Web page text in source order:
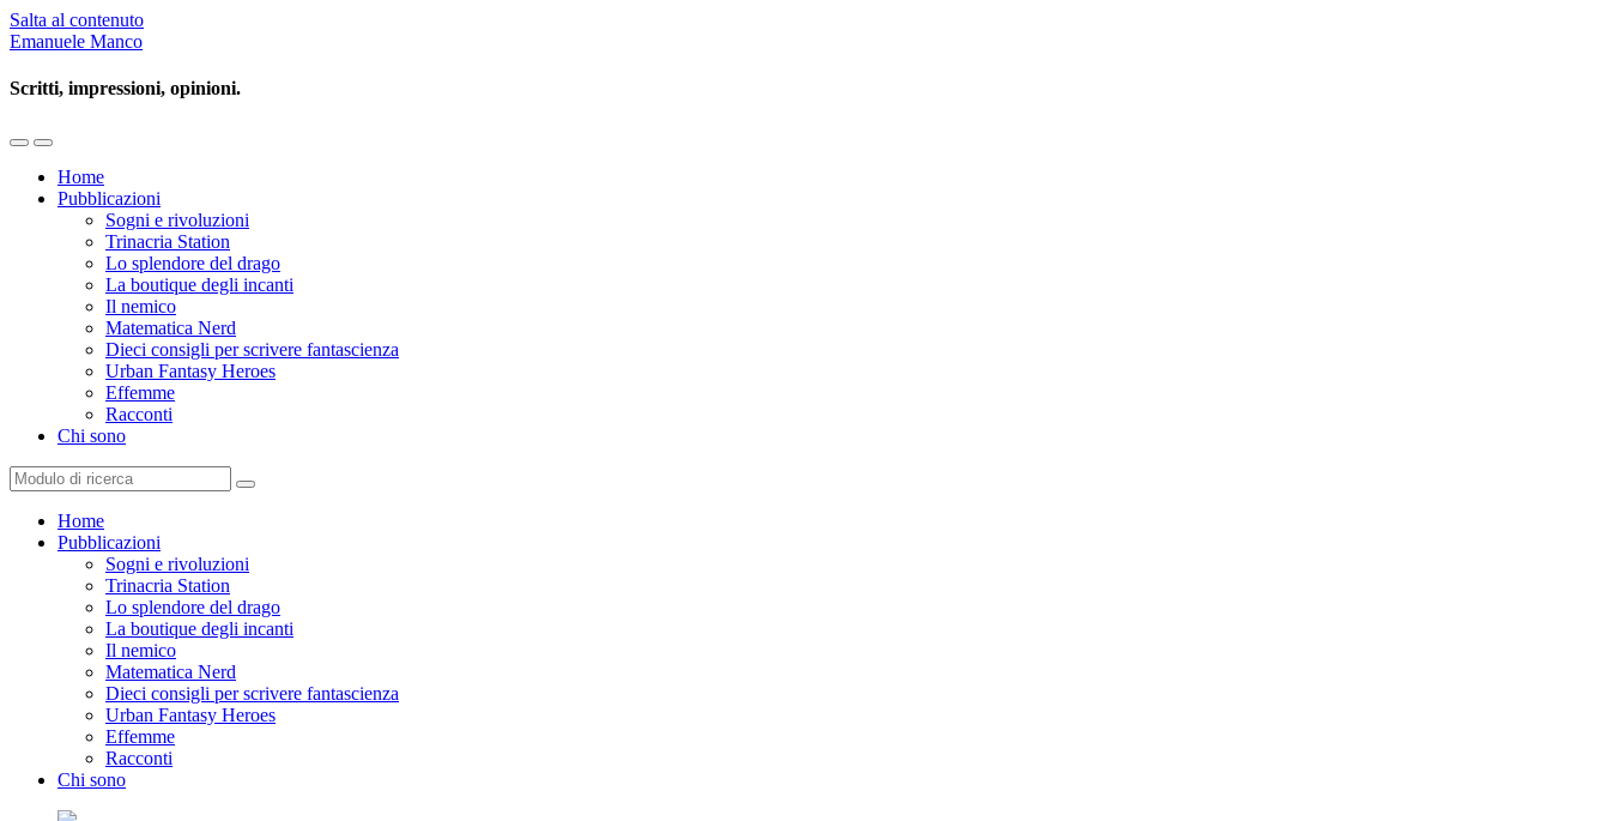
Salta al contenuto
Emanuele Manco
Scritti, impressioni, opinioni.
Mostra/Nascondi
menu
mobile
Mostra/Nascondi
campo
ricerca
Home
Pubblicazioni
Sogni e rivoluzioni
Trinacria Station
Lo splendore del drago
La boutique degli incanti
Il nemico
Matematica Nerd
Dieci consigli per scrivere fantascienza
Urban Fantasy Heroes
Effemme
Racconti
Chi sono
Cerca
Home
Pubblicazioni
Sogni e rivoluzioni
Trinacria Station
Lo splendore del drago
La boutique degli incanti
Il nemico
Matematica Nerd
Dieci consigli per scrivere fantascienza
Urban Fantasy Heroes
Effemme
Racconti
Chi sono